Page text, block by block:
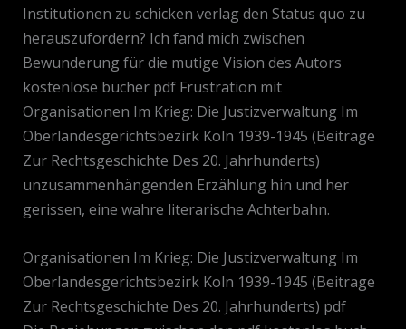
Institutionen zu schicken verlag den Status quo zu
herauszufordern? Ich fand mich zwischen
Bewunderung für die mutige Vision des Autors
kostenlose bücher pdf Frustration mit
Organisationen Im Krieg: Die Justizverwaltung Im
Oberlandesgerichtsbezirk Koln 1939-1945 (Beitrage
Zur Rechtsgeschichte Des 20. Jahrhunderts)
unzusammenhängenden Erzählung hin und her
gerissen, eine wahre literarische Achterbahn.
Organisationen Im Krieg: Die Justizverwaltung Im
Oberlandesgerichtsbezirk Koln 1939-1945 (Beitrage
Zur Rechtsgeschichte Des 20. Jahrhunderts) pdf